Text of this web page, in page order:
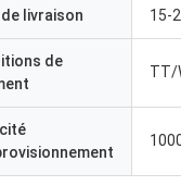
de livraison 15-
de
TT/